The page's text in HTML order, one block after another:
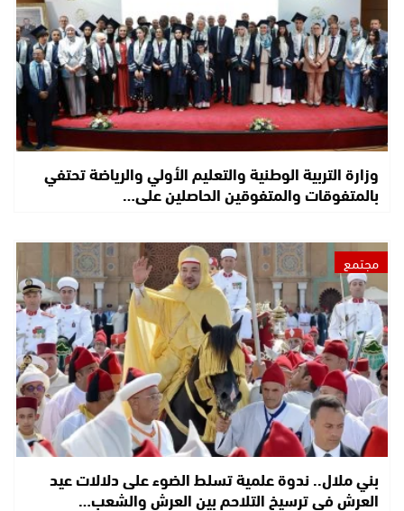
وزارة التربية الوطنية والتعليم الأولي والرياضة تحتفي
بالمتفوقات والمتفوقين الحاصلين على…
مجتمع
بني ملال.. ندوة علمية تسلط الضوء على دلالات عيد
العرش في ترسيخ التلاحم بين العرش والشعب…